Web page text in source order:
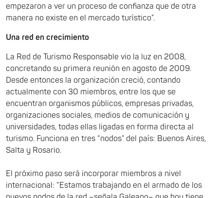
empezaron a ver un proceso de confianza que de otra
manera no existe en el mercado turístico”.
Una red en crecimiento
La Red de Turismo Responsable vio la luz en 2008,
concretando su primera reunión en agosto de 2009.
Desde entonces la organización creció, contando
actualmente con 30 miembros, entre los que se
encuentran organismos públicos, empresas privadas,
organizaciones sociales, medios de comunicación y
universidades, todas ellas ligadas en forma directa al
turismo. Funciona en tres “nodos” del país: Buenos Aires,
Salta y Rosario.
El próximo paso será incorporar miembros a nivel
internacional: “Estamos trabajando en el armado de los